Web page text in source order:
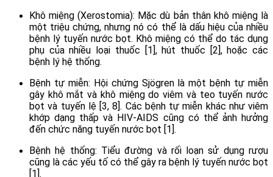
Khô miệng (Xerostomia): Mặc dù bản thân khô miệng là
một triệu chứng, nhưng nó có thể là dấu hiệu của nhiều
bệnh lý tuyến nước bọt. Khô miệng có thể do tác dụng
phụ của nhiều loại thuốc [1], hút thuốc [2], hoặc các
bệnh lý hệ thống.
Bệnh tự miễn: Hội chứng Sjögren là một bệnh tự miễn
gây khô mắt và khô miệng do viêm và teo tuyến nước
bọt và tuyến lệ [3, 8]. Các bệnh tự miễn khác như viêm
khớp dạng thấp và HIV-AIDS cũng có thể ảnh hưởng
đến chức năng tuyến nước bọt [1].
Bệnh hệ thống: Tiểu đường và rối loạn sử dụng rượu
cũng là các yếu tố có thể gây ra bệnh lý tuyến nước bọt
[1].